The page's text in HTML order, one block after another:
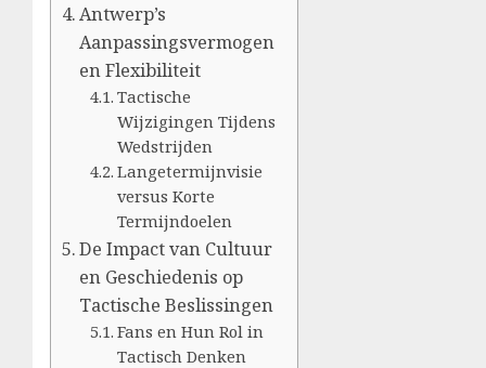
Antwerp’s
Aanpassingsvermogen
en Flexibiliteit
Tactische
Wijzigingen Tijdens
Wedstrijden
Langetermijnvisie
versus Korte
Termijndoelen
De Impact van Cultuur
en Geschiedenis op
Tactische Beslissingen
Fans en Hun Rol in
Tactisch Denken